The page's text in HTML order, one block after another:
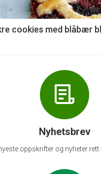
cookies med blåbær
Nyhetsbrev
oppskrifter og nyheter rett